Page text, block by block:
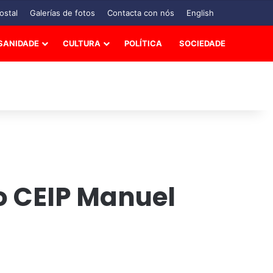
Galerías de fotos Contacta con nós English
CULTURA POLÍTICA SOCIEDADE
Manuel